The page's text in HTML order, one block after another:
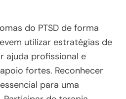
do PTSD de forma
utilizar estratégias de
ajuda profissional e
fortes. Reconhecer
para uma